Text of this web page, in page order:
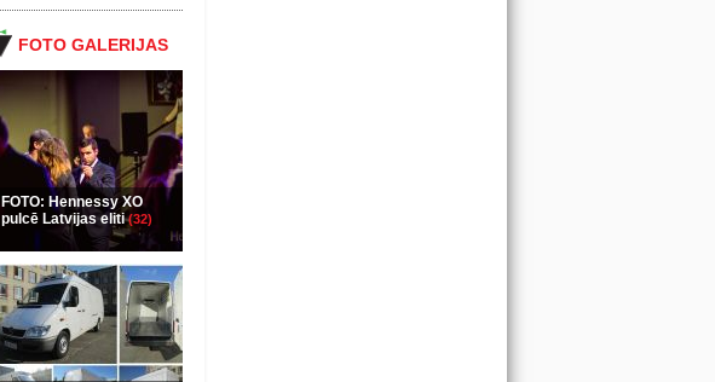
FOTO GALERIJAS
FOTO: Hennessy XO
pulcē Latvijas eliti(32)